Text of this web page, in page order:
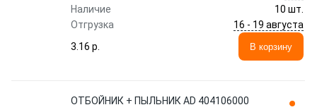
Наличие
10 шт.
Отгрузка
16 - 19 августа
3.16 p.
В корзину
ОТБОЙНИК + ПЫЛЬНИК AD 404106000